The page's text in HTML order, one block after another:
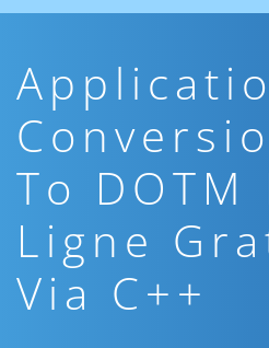
To DOTM
Ligne
Via C++